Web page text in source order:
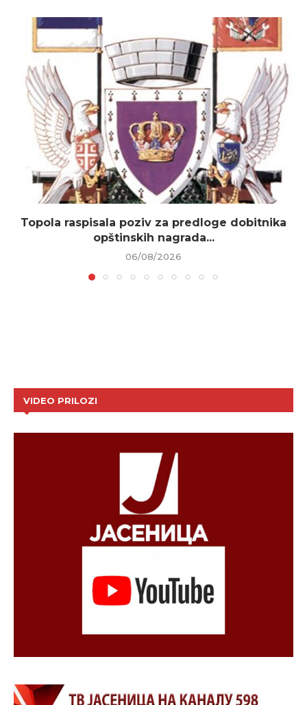
Topola raspisala poziv za predloge dobitnika
opštinskih nagrada...
06/08/2026
VIDEO PRILOZI